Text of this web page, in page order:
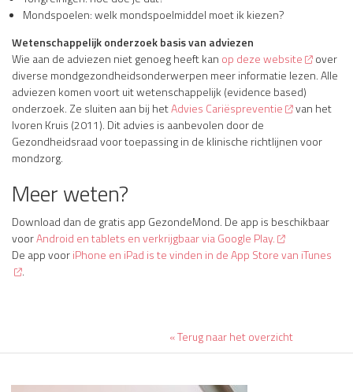
Mondspoelen: welk mondspoelmiddel moet ik kiezen?
Wetenschappelijk onderzoek basis van adviezen
Wie aan de adviezen niet genoeg heeft kan op deze website
over
diverse mondgezondheidsonderwerpen meer informatie lezen.Alle
adviezen komen voort uit wetenschappelijk (evidence based)
onderzoek. Ze sluiten aan bij hetAdvies Cariëspreventie
van het
Ivoren Kruis (2011). Dit advies is aanbevolen door de
Gezondheidsraad voor toepassing in de klinische richtlijnen voor
mondzorg.
Meer weten?
Download dan de gratis app GezondeMond. De app is beschikbaar
voorAndroid en tablets en verkrijgbaar via Google Play.
De app vooriPhone en iPad is te vinden in de App Store van iTunes
.
« Terug naar het overzicht